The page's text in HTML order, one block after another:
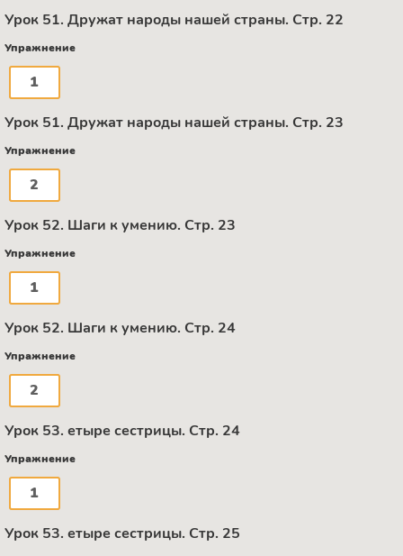
Урок 51. Дружат народы нашей страны. Стр. 22
Упражнение
1
Урок 51. Дружат народы нашей страны. Стр. 23
Упражнение
2
Урок 52. Шаги к умению. Стр. 23
Упражнение
1
Урок 52. Шаги к умению. Стр. 24
Упражнение
2
Урок 53. етыре сестрицы. Стр. 24
Упражнение
1
Урок 53. етыре сестрицы. Стр. 25